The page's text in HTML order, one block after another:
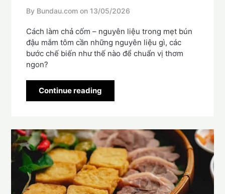
By Bundau.com on 13/05/2026
Cách làm chả cốm – nguyên liệu trong mẹt bún
đậu mắm tôm cần những nguyên liệu gì, các
bước chế biến như thế nào để chuẩn vị thơm
ngon?
Continue reading